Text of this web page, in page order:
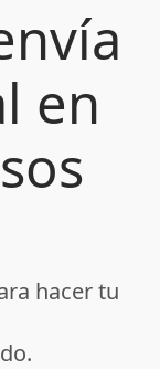
en
hacer tu